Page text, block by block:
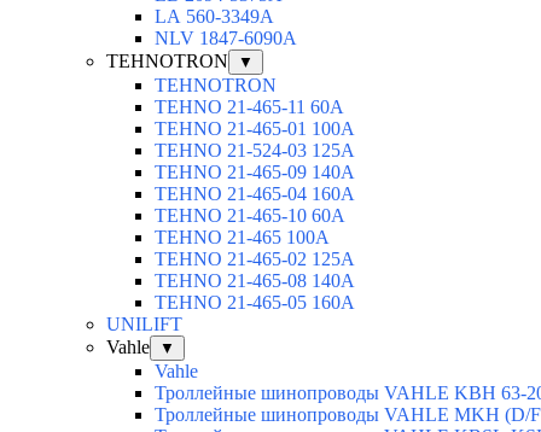
LА 560-3349А
NLV 1847-6090А
TEHNOTRON
▼
TEHNOTRON
TEHNO 21-465-11 60A
TEHNO 21-465-01 100A
TEHNO 21-524-03 125A
TEHNO 21-465-09 140A
TEHNO 21-465-04 160A
TEHNO 21-465-10 60A
TEHNO 21-465 100A
TEHNO 21-465-02 125А
TEHNO 21-465-08 140A
TEHNO 21-465-05 160A
UNILIFT
Vahle
▼
Vahle
Троллейные шинопроводы VAHLE KBH 63-
Троллейные шинопроводы VAHLE MKH (D/